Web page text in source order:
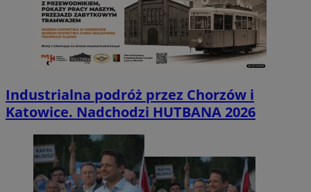
Industrialna podróż przez Chorzów i
Katowice. Nadchodzi HUTBANA 2026